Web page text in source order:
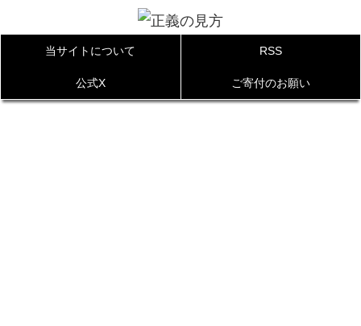
当サイトについて RSS
公式X ご寄付のお願い